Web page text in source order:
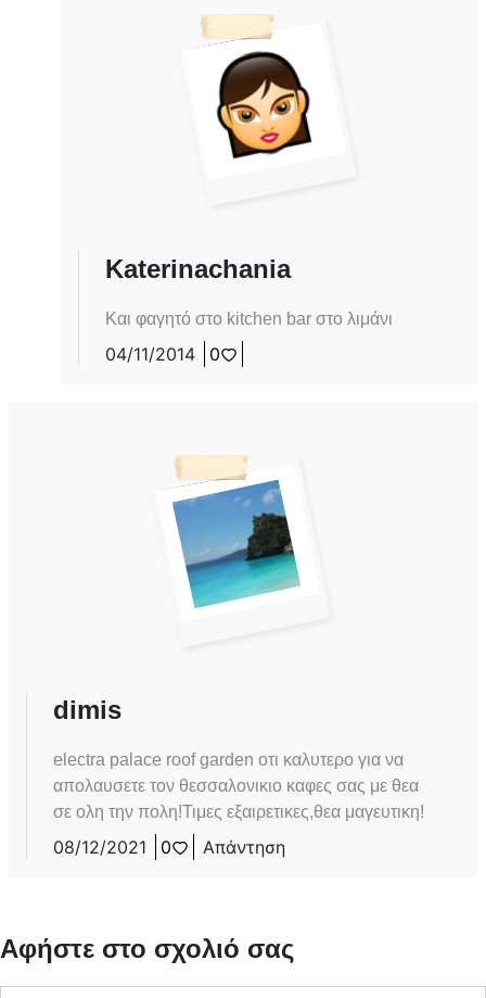
Katerinachania
Και φαγητό στο kitchen bar στο λιμάνι
04/11/2014 0
dimis
electra palace roof garden οτι καλυτερο για να
απολαυσετε τον θεσσαλονικιο καφες σας με θεα
σε ολη την πολη!Τιμες εξαιρετικες,θεα μαγευτικη!
08/12/2021 0 Απάντηση
Αφήστε στο σχολιό σας